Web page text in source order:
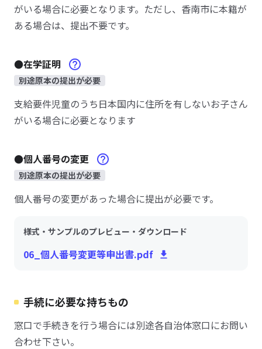
がいる場合に必要となります。ただし、香南市に本籍が
ある場合は、提出不要です。
●在学証明
別途原本の提出が必要
支給要件児童のうち日本国内に住所を有しないお子さん
がいる場合に必要となります
●個人番号の変更
別途原本の提出が必要
個人番号の変更があった場合に提出が必要です。
様式・サンプルのプレビュー・ダウンロード
06_個人番号変更等申出書.pdf
手続に必要な持ちもの
窓口で手続きを行う場合には別途各自治体窓口にお問い
合わせ下さい。